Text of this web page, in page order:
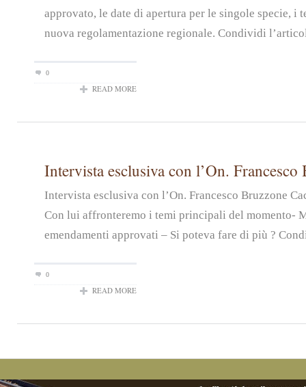
approvato, le date di apertura per le singole specie, i
nuova regolamentazione regionale. Condividi
0
READ MORE
Intervista esclusiva con l’On. Francesco
Intervista esclusiva con l’On. Francesco Bruzzone
Con lui affronteremo i temi principali del momento-
emendamenti approvati – Si poteva fare di più ?
0
READ MORE